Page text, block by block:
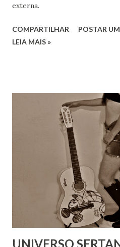
externa.
COMPARTILHAR
POSTAR
LEIA MAIS »
UNIVERSO